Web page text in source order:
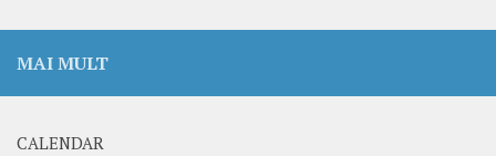
MAI MULT
CALENDAR